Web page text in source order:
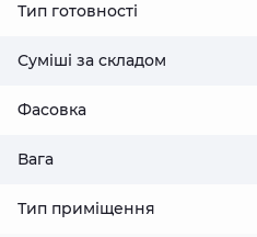
Тип готовності
Суміші за складом
Фасовка
Вага
Тип приміщення